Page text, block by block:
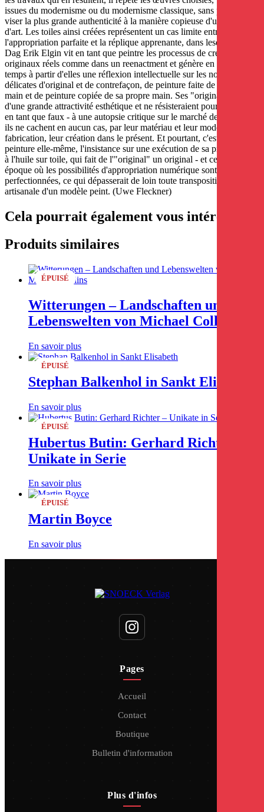
issues du modernisme ou du modernisme classique, sans pour autant
viser la plus grande authenticité à la manière copieuse d'un faussaire
d'art. Les toiles ainsi créées représentent un cas limite entre
l'appropriation parfaite et la réplique apprenante, dans lesquelles
Dag Erik Elgin vit en tant que peintre les processus de création des
originaux réels comme dans un reenactment et génère en même
temps à partir d'elles une réflexion intellectuelle sur les notions si
délicates d'original et de contrefaçon, de peinture faite de sa propre
main et de peinture copiée de sa propre main. Ses "originaux" sont
d'une grande attractivité esthétique et ne résisteraient pourtant pas -
en tant que faux - à une autopsie critique sur le marché de l'art, car
ils ne cachent en aucun cas, par leur matériau et leur mode de
fabrication, leur création dans le présent. Et pourtant, c'est la
peinture elle-même, l'insistance sur une exécution de sa propre main
à l'huile sur toile, qui fait de l'"original" un original - et ce à une
époque où les possibilités d'appropriation numérique sont
perfectionnées, ce qui dépasserait de loin toute transposition
artisanale d'un modèle peint. (Uwe Fleckner)
Cela pourrait également vous intéresser
Produits similaires
ÉPUISÉ
Witterungen – Landschaften und
Lebenswelten von Michael Collins
En savoir plus
ÉPUISÉ
Stephan Balkenhol in Sankt Elisabeth
En savoir plus
ÉPUISÉ
Hubertus Butin: Gerhard Richter –
Unikate in Serie
En savoir plus
ÉPUISÉ
Martin Boyce
En savoir plus
Pages
Accueil
Contact
Boutique
Bulletin d'information
Plus d'infos